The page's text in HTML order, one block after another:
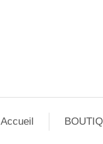
Accueil